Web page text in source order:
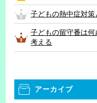
子どもの熱中症対
子どもの留守番は
考える
アーカイブ